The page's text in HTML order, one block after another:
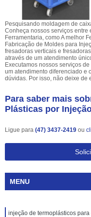
Pesquisando moldagem de
Conheça nossos serviços entre
Ferramentaria, como A melhor
Fabricação de Moldes para
fresadoras verticais e
através de um atendimento
Executamos nossos serviços
um atendimento diferenciado e
dúvidas. Por isso, não deixe de
Para saber mais
Plásticas por
Ligue para (47) 3437-2419 ou
MENU
injeção de termoplásticos